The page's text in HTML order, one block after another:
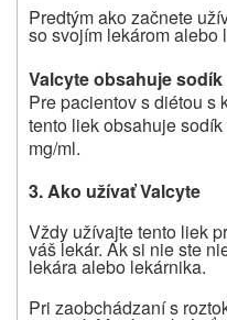
Predtým ako začnete
so svojím lekárom alebo
Valcyte obsahuje sodík
Pre pacientov s diétou s
tento liek obsahuje
mg/ml.
3. Ako užívať Valcyte
Vždy užívajte tento liek
váš lekár. Ak si nie ste
lekára alebo lekárnika.
Pri zaobchádzaní s